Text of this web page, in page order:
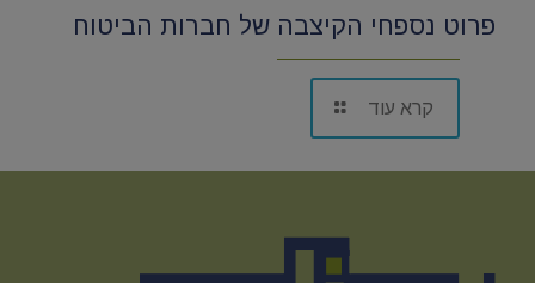
פרוט נספחי הקיצבה של חברות הביטוח
קרא עוד